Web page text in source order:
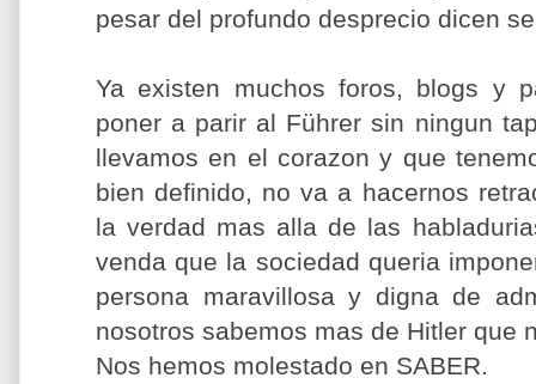
pesar del profundo desprecio dicen
Ya existen muchos foros, blogs y
poner a parir al Führer sin ningun
llevamos en el corazon y que
bien definido, no va a hacernos
la verdad mas alla de las
venda que la sociedad queria
persona maravillosa y digna de
nosotros sabemos mas de Hitler que
Nos hemos molestado en SABER.